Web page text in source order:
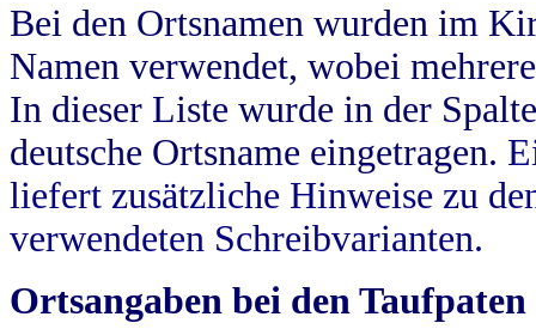
Bei den Ortsnamen wurden im
Namen verwendet, wobei
In dieser Liste wurde in der
deutsche Ortsname eingetragen.
liefert zusätzliche Hinweise zu
verwendeten Schreibvarianten.
Ortsangaben bei den Taufpaten